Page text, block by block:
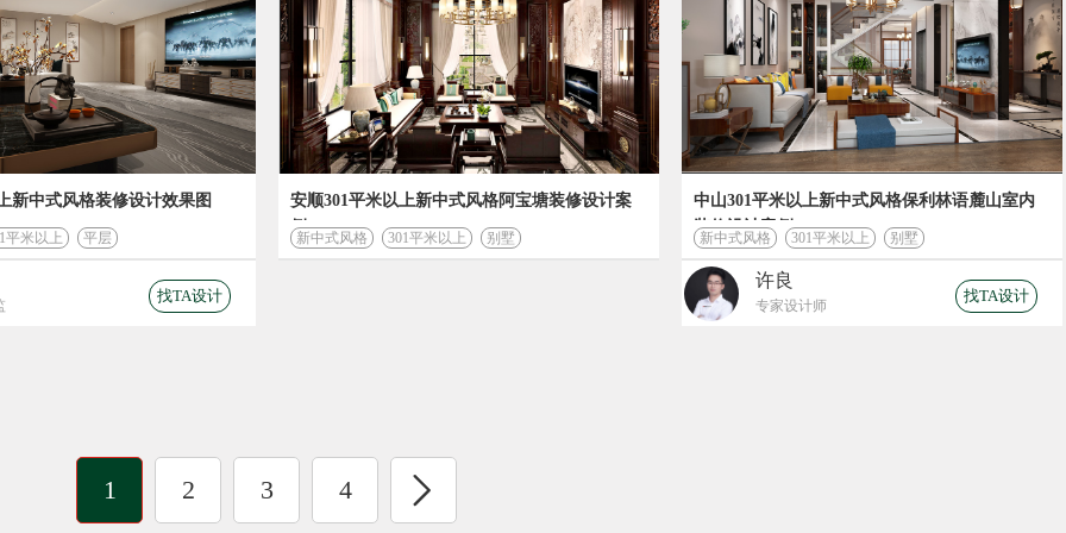
新中式风格装修设计效果图
平米以上 平层
找TA设计
安顺301平米以上新中式风格阿宝塘装修设计案
例
新中式风格 301平米以上 别墅
中山301平米以上新中式风格保利林语麓山室内
装修设计案例
新中式风格 301平米以上 别墅
许良
专家设计师
找TA设计
1 2 3 4